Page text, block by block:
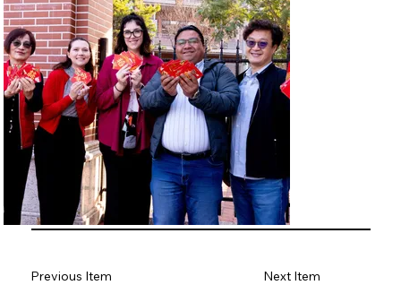
Previous Item Next Item